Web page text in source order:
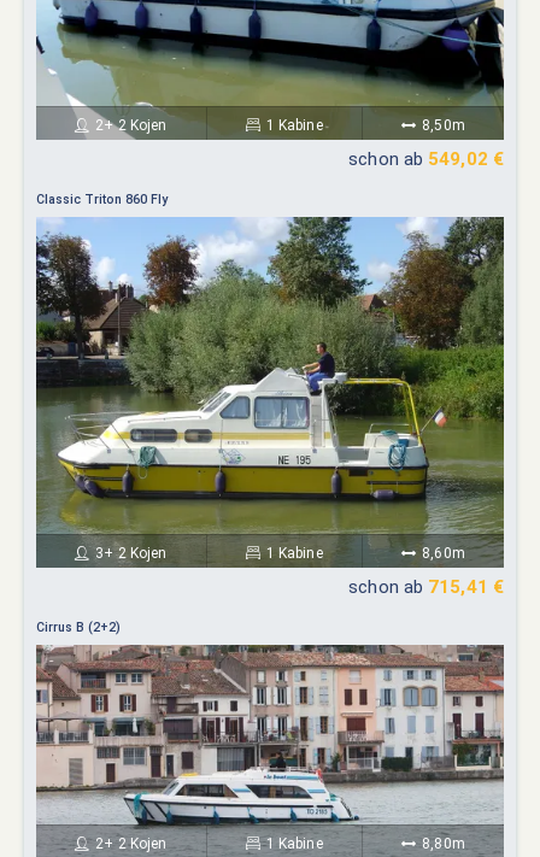
2+ 2 Kojen 1 Kabine 8,50m
schon ab 549,02 €
Classic Triton 860 Fly
3+ 2 Kojen 1 Kabine 8,60m
schon ab 715,41 €
Cirrus B (2+2)
2+ 2 Kojen 1 Kabine 8,80m